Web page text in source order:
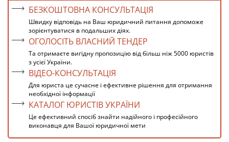
БЕЗКОШТОВНА КОНСУЛЬТАЦІЯ
Швидку відповідь на Ваш юридичний питання допоможе
зорієнтуватися в подальших діях.
ОГОЛОСІТЬ ВЛАСНИЙ ТЕНДЕР
Та отримаєте вигідну пропозицію від більш ніж 5000 юристів
з усієї України.
ВІДЕО-КОНСУЛЬТАЦІЯ
Для юриста це сучасне і ефективне рішення для отримання
необхідної інформації
КАТАЛОГ ЮРИСТІВ УКРАЇНИ
Це ефективний спосіб знайти надійного і професійного
виконавця для Вашої юридичної мети